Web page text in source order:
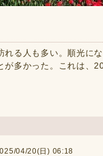
る人も多い。順光に
が多かった。これは、
04/20(日) 06:18